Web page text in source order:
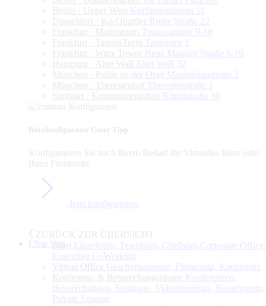
Berlin · Upper West Kurfürstendamm 11
Düsseldorf · Kö-Quartier
Breite Straße 22
Frankfurt · Marienturm Taunusanlage 9-10
Frankfurt · TaunusTurm Taunustor 1
Frankfurt · Winx Tower
Neue Mainzer Straße 6-10
Hamburg · Alter Wall
Alter Wall 32
München · Palais an der Oper
Maximilianstraße 2
München · Theresienhof Theresienstraße 1
Stuttgart · Kronprinzenpalais Königstraße 38
Bürokonfigurator Unser Tipp
Konfigurieren Sie nach Ihrem Bedarf Ihr Virtuelles Büro oder
Ihren Firmensitz
Jetzt konfigurieren
ZURÜCK ZUR ÜBERSICHT
Büro Einzelbüro, Teambüro, Chefbüro,Corporate Office,
Executive CoWorking
Virtual Office Geschäftsadresse, Firmensitz, Kanzleisitz
Konferenz- & Besprechungsräume Konferenzen,
Besprechungen, Seminare, Videomeetings, Kreativraum,
Private Lounge
Über Uns